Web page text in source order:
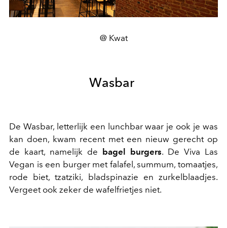
@ Kwat
Wasbar
De Wasbar, letterlijk een lunchbar waar je ook je was
kan doen, kwam recent met een nieuw gerecht op
de kaart, namelijk de
bagel burgers. De Viva Las
Vegan is een burger met falafel, summum, tomaatjes,
rode biet, tzatziki, bladspinazie en zurkelblaadjes.
Vergeet ook zeker de wafelfrietjes niet.